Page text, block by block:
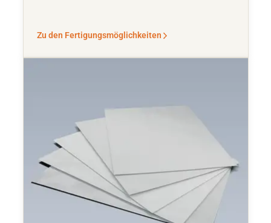
Zu den Fertigungsmöglichkeiten